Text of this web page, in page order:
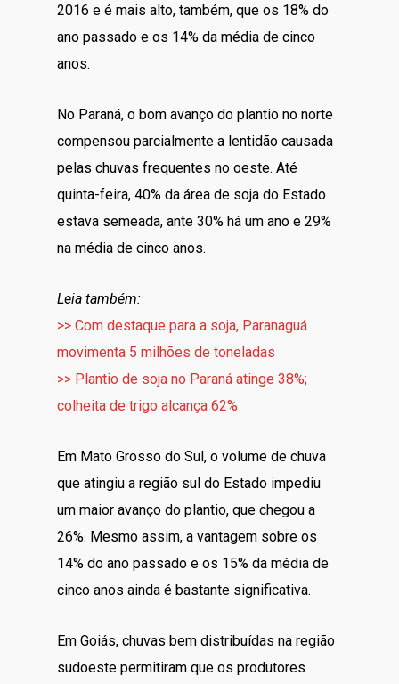
2016 e é mais alto, também, que os 18% do
ano passado e os 14% da média de cinco
anos.
No Paraná, o bom avanço do plantio no norte
compensou parcialmente a lentidão causada
pelas chuvas frequentes no oeste. Até
quinta-feira, 40% da área de soja do Estado
estava semeada, ante 30% há um ano e 29%
na média de cinco anos.
Leia também:
>> Com destaque para a soja, Paranaguá
movimenta 5 milhões de toneladas
>> Plantio de soja no Paraná atinge 38%;
colheita de trigo alcança 62%
Em Mato Grosso do Sul, o volume de chuva
que atingiu a região sul do Estado impediu
um maior avanço do plantio, que chegou a
26%. Mesmo assim, a vantagem sobre os
14% do ano passado e os 15% da média de
cinco anos ainda é bastante significativa.
Em Goiás, chuvas bem distribuídas na região
sudoeste permitiram que os produtores